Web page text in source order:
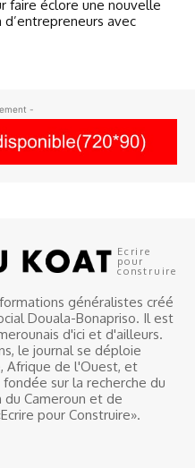
faire éclore une nouvelle
avec
-
Ecrire
pour
construire
généralistes créé
Douala-Bonapriso. Il est
d'ici et d'ailleurs.
le journal se déploie
Afrique de l'Ouest, et
sur la recherche du
Cameroun et de
pour Construire».